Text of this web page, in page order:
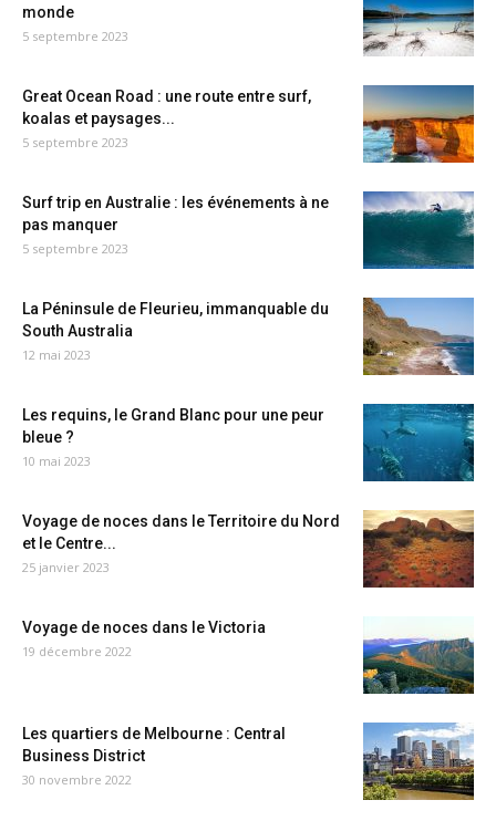
monde
5 septembre 2023
Great Ocean Road : une route entre surf,
koalas et paysages...
5 septembre 2023
Surf trip en Australie : les événements à ne
pas manquer
5 septembre 2023
La Péninsule de Fleurieu, immanquable du
South Australia
12 mai 2023
Les requins, le Grand Blanc pour une peur
bleue ?
10 mai 2023
Voyage de noces dans le Territoire du Nord
et le Centre...
25 janvier 2023
Voyage de noces dans le Victoria
19 décembre 2022
Les quartiers de Melbourne : Central
Business District
30 novembre 2022